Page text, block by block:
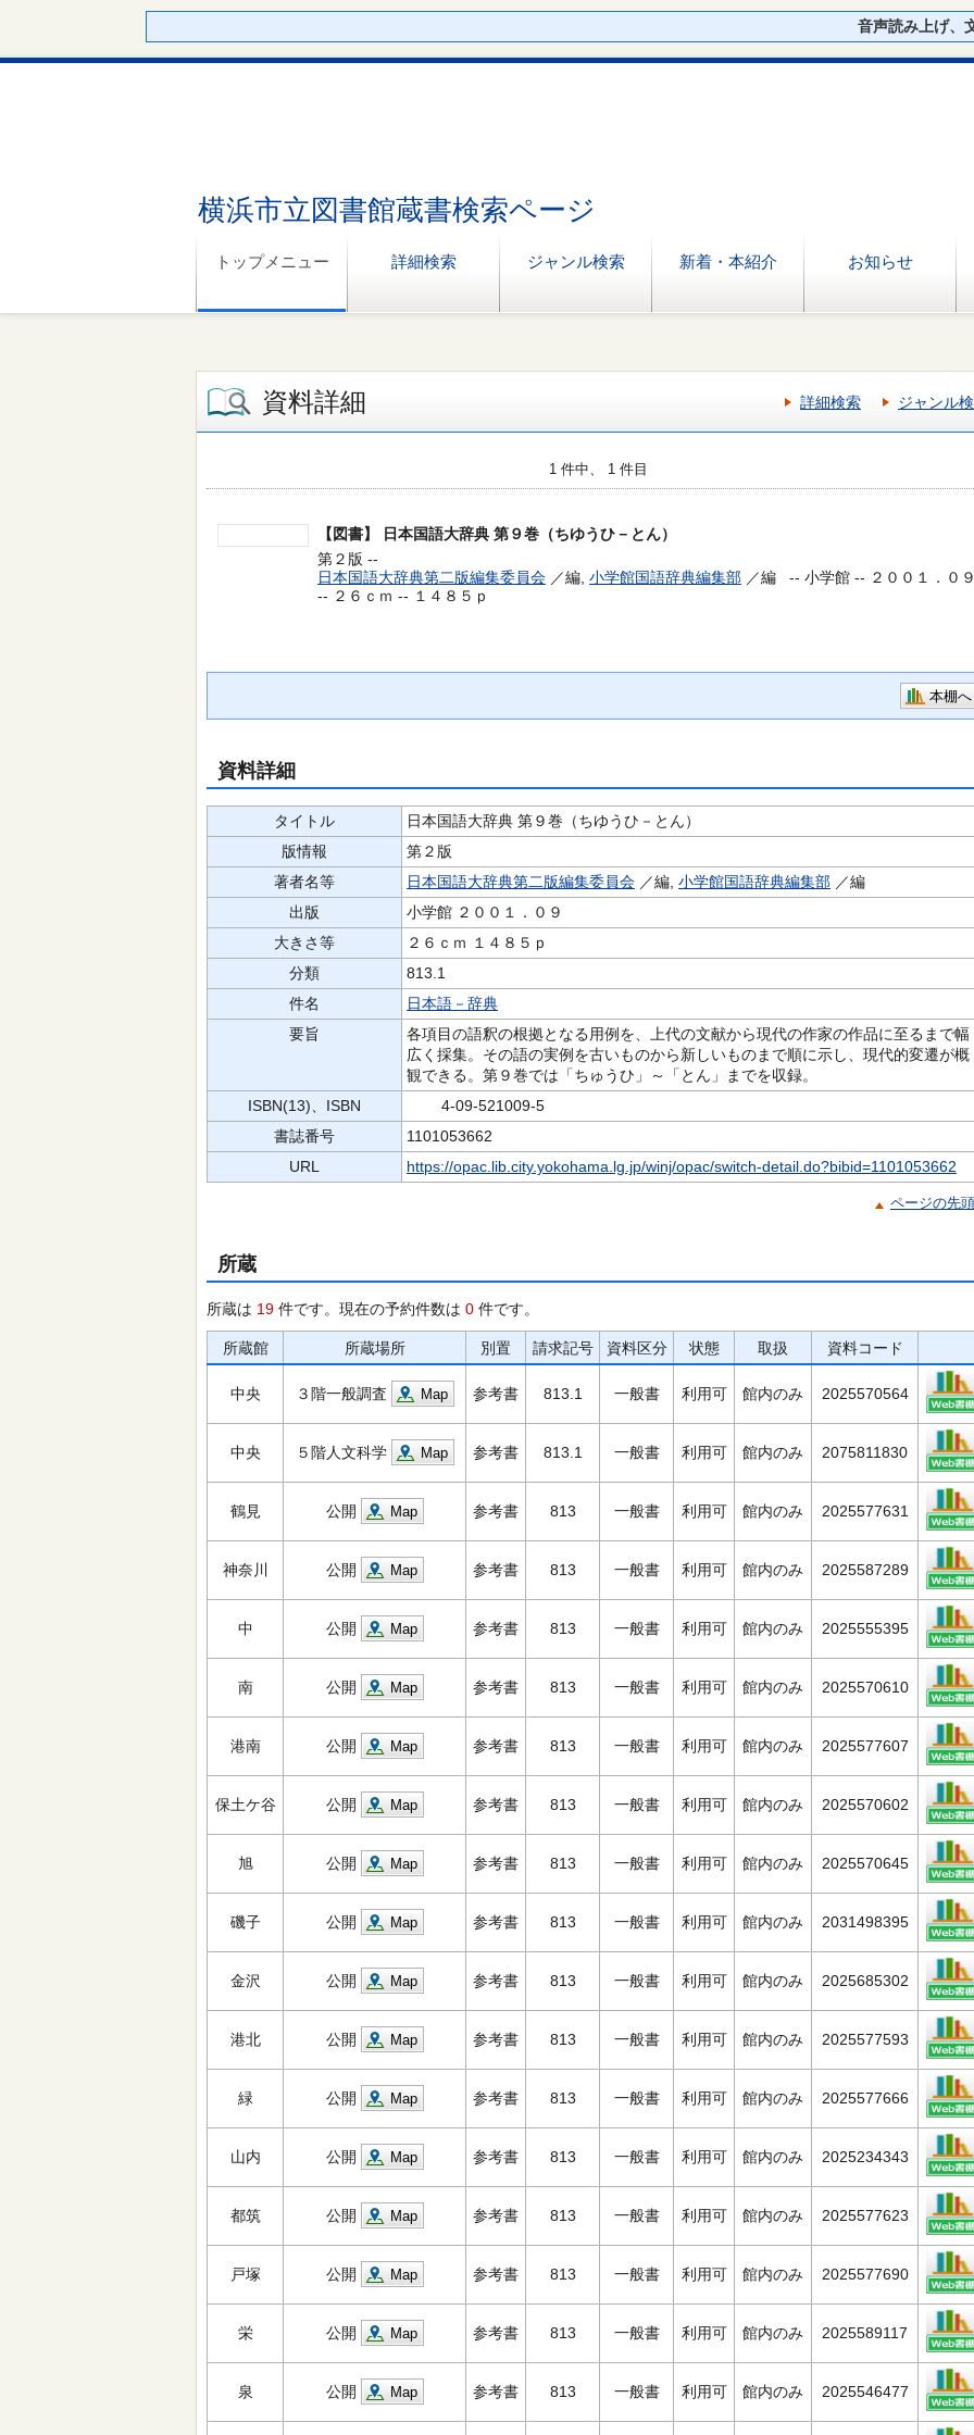
音声読み上げ、
横浜市立図書館蔵書検索ページ
トップメニュー 詳細検索 ジャンル検索 新着・本紹介 お知らせ
資料詳細 詳細検索 ジャンル
1 件中、 1 件目
【図書】
日本国語大辞典 第９巻（ちゆうひ－とん）
第２版 --
日本国語大辞典第二版編集委員会 ／編, 小学館国語辞典編集部 ／編 -- 小学館 -- ２００１．０
-- ２６ｃｍ -- １４８５ｐ
本棚へ
資料詳細
タイトル
日本国語大辞典 第９巻（ちゆうひ－とん）
版情報
第２版
著者名等
日本国語大辞典第二版編集委員会 ／編, 小学館国語辞典編集部 ／編
出版
小学館 ２００１．０９
大きさ等
２６ｃｍ １４８５ｐ
分類
813.1
件名
日本語－辞典
要旨
各項目の語釈の根拠となる用例を、上代の文献から現代の作家の作品に至るまで幅
広く採集。その語の実例を古いものから新しいものまで順に示し、現代的変遷が概
観できる。第９巻では「ちゅうひ」～「とん」までを収録。
ISBN(13)、ISBN
4-09-521009-5
書誌番号
1101053662
URL
https://opac.lib.city.yokohama.lg.jp/winj/opac/switch-detail.do?bibid=1101053662
ページの先
所蔵
所蔵は 19 件です。現在の予約件数は 0 件です。
所蔵館 所蔵場所 別置 請求記号 資料区分 状態 取扱 資料コード
中央 ３階一般調査 Map 参考書 813.1 一般書 利用可 館内のみ 2025570564
中央 ５階人文科学 Map 参考書 813.1 一般書 利用可 館内のみ 2075811830
鶴見 公開 Map 参考書 813 一般書 利用可 館内のみ 2025577631
神奈川 公開 Map 参考書 813 一般書 利用可 館内のみ 2025587289
中 公開 Map 参考書 813 一般書 利用可 館内のみ 2025555395
南 公開 Map 参考書 813 一般書 利用可 館内のみ 2025570610
港南 公開 Map 参考書 813 一般書 利用可 館内のみ 2025577607
保土ケ谷 公開 Map 参考書 813 一般書 利用可 館内のみ 2025570602
旭 公開 Map 参考書 813 一般書 利用可 館内のみ 2025570645
磯子 公開 Map 参考書 813 一般書 利用可 館内のみ 2031498395
金沢 公開 Map 参考書 813 一般書 利用可 館内のみ 2025685302
港北 公開 Map 参考書 813 一般書 利用可 館内のみ 2025577593
緑 公開 Map 参考書 813 一般書 利用可 館内のみ 2025577666
山内 公開 Map 参考書 813 一般書 利用可 館内のみ 2025234343
都筑 公開 Map 参考書 813 一般書 利用可 館内のみ 2025577623
戸塚 公開 Map 参考書 813 一般書 利用可 館内のみ 2025577690
栄 公開 Map 参考書 813 一般書 利用可 館内のみ 2025589117
泉 公開 Map 参考書 813 一般書 利用可 館内のみ 2025546477